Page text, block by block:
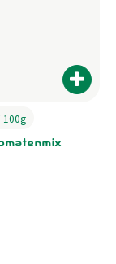
hinzufügen
100g